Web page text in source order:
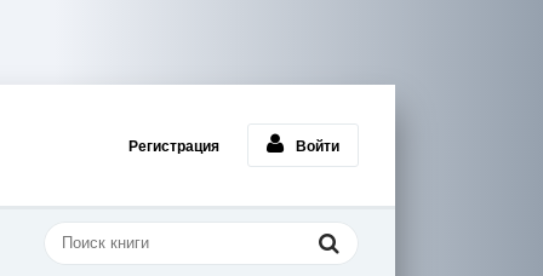
Регистрация Войти